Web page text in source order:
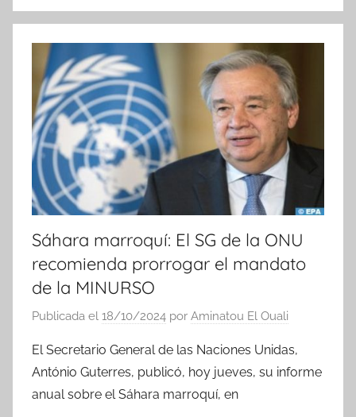
o
t
a
s
Sáhara marroquí: El SG de la ONU
recomienda prorrogar el mandato
de la MINURSO
Publicada el 18/10/2024 por Aminatou El Ouali
El Secretario General de las Naciones Unidas,
António Guterres, publicó, hoy jueves, su informe
anual sobre el Sáhara marroquí, en